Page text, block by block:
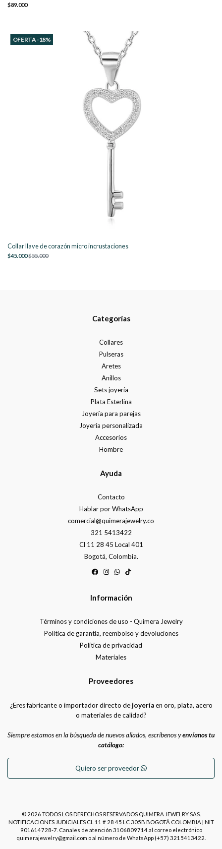
$89.000
OFERTA -18%
Collar llave de corazón micro incrustaciones
$45.000$55.000
Categorías
Collares
Pulseras
Aretes
Anillos
Sets joyería
Plata Esterlina
Joyería para parejas
Joyería personalizada
Accesorios
Hombre
Ayuda
Contacto
Hablar por WhatsApp
comercial@quimerajewelry.co
321 5413422
Cl 11 28 45 Local 401
Bogotá, Colombia.
Información
Términos y condiciones de uso - Quimera Jewelry
Política de garantía, reembolso y devoluciones
Política de privacidad
Materiales
Proveedores
¿Eres fabricante o importador directo dejoyeríaen oro, plata, acero
o materiales de calidad?
Siempre estamos en la búsqueda de nuevos aliados, escríbenos yenvíanos tu
catálogo:
Quiero ser proveedor
© 2026 TODOS LOS DERECHOS RESERVADOS QUIMERA JEWELRY SAS.
NOTIFICACIONES JUDICIALES CL 11 # 28 45 LC 305B BOGOTÁ COLOMBIA | NIT
901614728-7. Canales de atención 3106809714 al correo electrónico
quimerajewelry@gmail.com o al número de WhatsApp (+57) 3215413422.